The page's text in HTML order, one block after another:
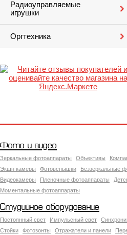
Радиоуправляемые
игрушки
Оргтехника
Фото и видео
Зеркальные фотоаппараты Объективы
Экшн камеры
Фотовспышки
Беззеркальные
Видеокамеры
Пленочные фотоаппараты
Моментальные фотоаппараты
Студийное оборудование
Постоянный свет Импульсный свет
Стойки
Фотозонты Отражатели и панели